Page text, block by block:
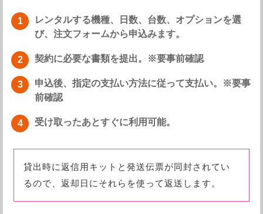
レンタルする機種、日数、台数、オプションを選
び、注文フォームから申込みます。
契約に必要な書類を提出。※要事前確認
申込後、指定の支払い方法に従って支払い。※要事
前確認
受け取ったあとすぐに利用可能。
貸出時に返信用キットと発送伝票が同封されてい
るので、返却日にそれらを使って返送します。